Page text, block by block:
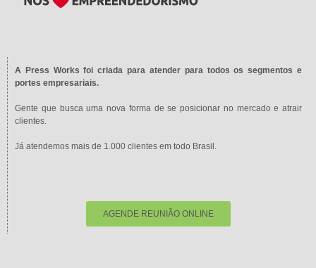
A Press Works foi criada para atender para todos os segmentos e
portes empresariais.
Gente que busca uma nova forma de se posicionar no mercado e atrair
clientes.
Já atendemos mais de 1.000 clientes em todo Brasil.
AGENDE REUNIÃO ONLINE